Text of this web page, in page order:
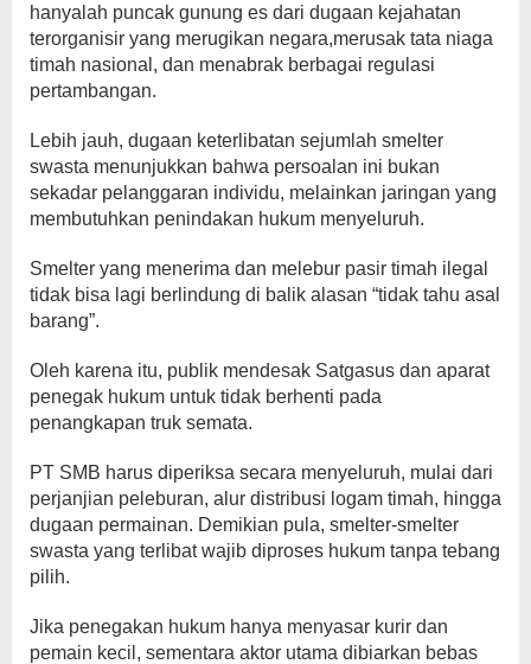
hanyalah puncak gunung es dari dugaan kejahatan
terorganisir yang merugikan negara,merusak tata niaga
timah nasional, dan menabrak berbagai regulasi
pertambangan.
Lebih jauh, dugaan keterlibatan sejumlah smelter
swasta menunjukkan bahwa persoalan ini bukan
sekadar pelanggaran individu, melainkan jaringan yang
membutuhkan penindakan hukum menyeluruh.
Smelter yang menerima dan melebur pasir timah ilegal
tidak bisa lagi berlindung di balik alasan “tidak tahu asal
barang”.
Oleh karena itu, publik mendesak Satgasus dan aparat
penegak hukum untuk tidak berhenti pada
penangkapan truk semata.
PT SMB harus diperiksa secara menyeluruh, mulai dari
perjanjian peleburan, alur distribusi logam timah, hingga
dugaan permainan. Demikian pula, smelter-smelter
swasta yang terlibat wajib diproses hukum tanpa tebang
pilih.
Jika penegakan hukum hanya menyasar kurir dan
pemain kecil, sementara aktor utama dibiarkan bebas